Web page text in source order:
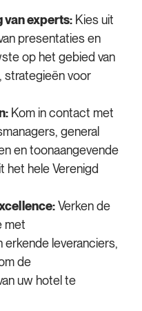
van experts: Kies uit
presentaties en
op het gebied van
strategieën voor
Kom in contact met
general
en toonaangevende
het hele Verenigd
Verken de
met
leveranciers,
de
uw hotel te